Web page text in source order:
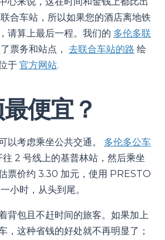
合车站，所以如果您的酒店离地铁
请算上最后一程。我们的 多伦多联
票务和站点， 去联合车站的路 绘
于 官方网站.
便宜？
以考虑乘坐公共交通。 多伦多公车
2 号线上的基普林站，然后乘坐
票价约 3.30 加元，使用 PRESTO
小时，从头到尾。
背包且不赶时间的旅客。如果加上
，这种省钱的好处就不再明显了；